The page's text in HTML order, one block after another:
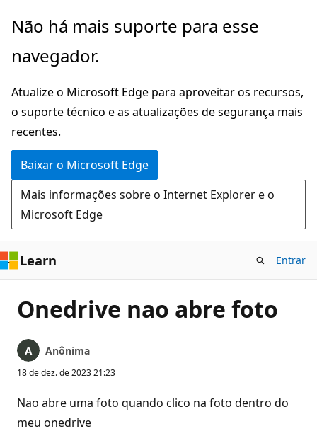
Pular
o
principal
Não há mais suporte para esse
navegador.
Atualize o Microsoft Edge para aproveitar os recursos,
o suporte técnico e as atualizações de segurança mais
recentes.
Baixar o Microsoft Edge
Mais informações sobre o Internet Explorer e o
Microsoft Edge
Learn Entrar
Onedrive nao abre foto
Anônima
18 de dez. de 2023 21:23
Nao abre uma foto quando clico na foto dentro do
meu onedrive